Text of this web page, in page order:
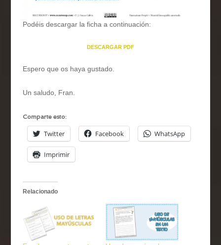
Podéis descargar la ficha a continuación:
DESCARGAR PDF
Espero que os haya gustado.
Un saludo, Fran.
Comparte esto:
Twitter Facebook WhatsApp
Imprimir
Relacionado